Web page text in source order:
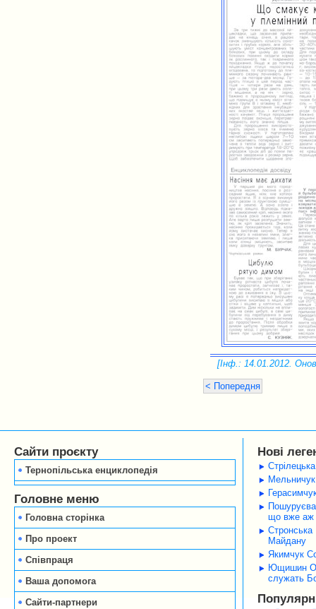
[Інф.: 14.01.2012.
< Попередня
Сайти проєкту
Тернопільська енциклопедія
Головне меню
Головна сторінка
Про проект
Співпраця
Ваша допомога
Сайти-партнери
Нові
Мельничук
що вже аж
Стронська
Майдану
Якимчук
Ющишин
служать